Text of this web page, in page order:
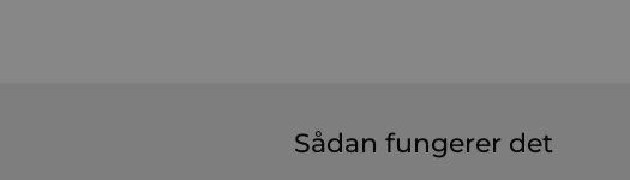
Sådan fungerer det